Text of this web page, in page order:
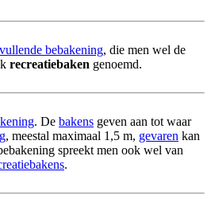
bebakening, die men wel de
recreatiebaken genoemd.
. De bakens geven aan tot waar
, meestal maximaal 1,5 m, gevaren kan
spreekt men ook wel van
.